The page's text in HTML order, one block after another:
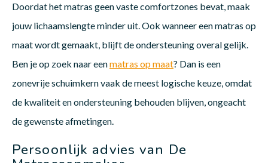
Doordat het matras geen vaste comfortzones bevat, maak
jouw lichaamslengte minder uit. Ook wanneer een matras op
maat wordt gemaakt, blijft de ondersteuning overal gelijk.
Ben je op zoek naar eenmatras op maat? Dan is een
zonevrije schuimkern vaak de meest logische keuze, omdat
de kwaliteit en ondersteuning behouden blijven, ongeacht
de gewenste afmetingen.
Persoonlijk advies van De